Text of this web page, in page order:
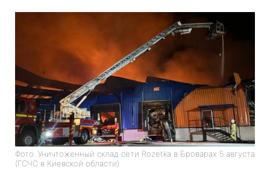
Фото: Уничтоженный склад сети Rozetka в Броварах 5 августа
(ГСЧС в Киевской области)